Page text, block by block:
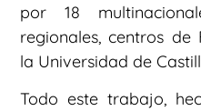
por 18
regionales, centros de
la Universidad de
Todo este trabajo,